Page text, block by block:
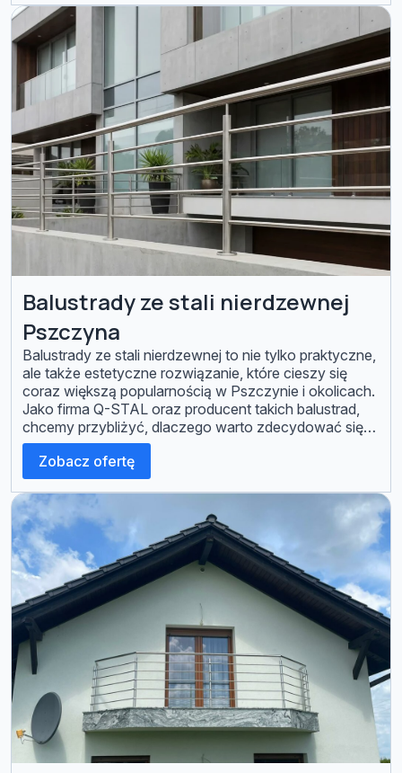
wymiar, dopasowane do konkretnego budynku oraz
warunków montażowych. Gdzie sprawdzają […]
Balustrady ze stali nierdzewnej
Pszczyna
Balustrady ze stali nierdzewnej to nie tylko praktyczne,
ale także estetyczne rozwiązanie, które cieszy się
coraz większą popularnością w Pszczynie i okolicach.
Jako firma Q-STAL oraz producent takich balustrad,
chcemy przybliżyć, dlaczego warto zdecydować się
na ten rodzaj wykończenia schodów, balkonów czy
tarasów. Dlaczego balustrady ze stali nierdzewnej?
Stal nierdzewna to materiał, który ma wiele […]
Zobacz ofertę